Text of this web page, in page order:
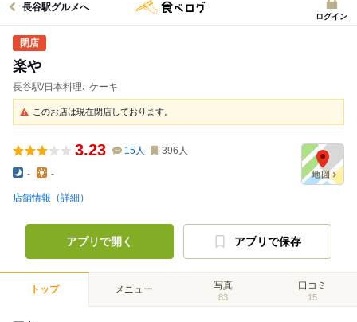
長谷駅グルメへ
ログイン
楽や
長谷駅/日本料理､ ケーキ
このお店は現在閉店しております。
3.23 15人 396 人
- -
店舗情報（詳細）
アプリで開く アプリで保存
トップ メニュー 写真
83
口コミ
15